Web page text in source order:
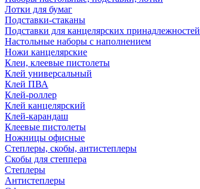
Лотки для бумаг
Подставки-стаканы
Подставки для канцелярских принадлежностей
Настольные наборы с наполнением
Ножи канцелярские
Клеи, клеевые пистолеты
Клей универсальный
Клей ПВА
Клей-роллер
Клей канцелярский
Клей-карандаш
Клеевые пистолеты
Ножницы офисные
Степлеры, скобы, антистеплеры
Скобы для степпера
Степлеры
Антистеплеры